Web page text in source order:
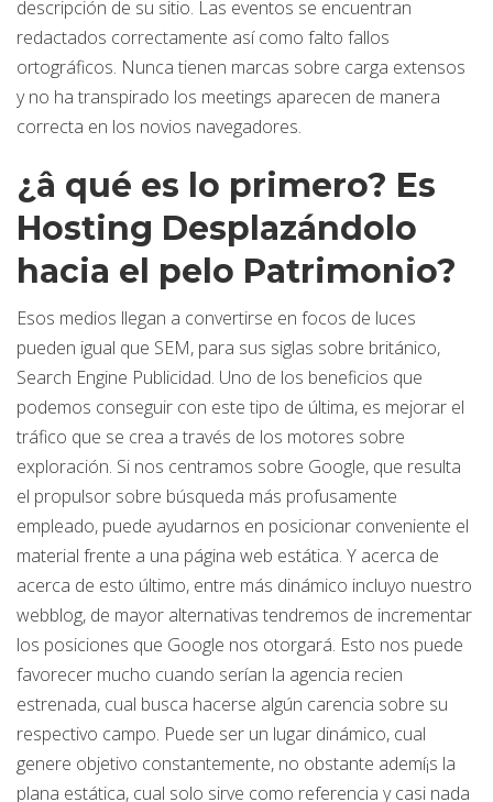
descripción de su sitio. Las eventos se encuentran
redactados correctamente así­ como falto fallos
ortográficos. Nunca tienen marcas sobre carga extensos
y no ha transpirado los meetings aparecen de manera
correcta en los novios navegadores.
¿â qué es lo primero? Es
Hosting Desplazándolo
hacia el pelo Patrimonio?
Esos medios llegan a convertirse en focos de luces
pueden igual que SEM, para sus siglas sobre británico,
Search Engine Publicidad. Uno de los beneficios que
podemos conseguir con este tipo de última, es mejorar el
tráfico que se crea a través de los motores sobre
exploración. Si nos centramos sobre Google, que resulta
el propulsor sobre búsqueda más profusamente
empleado, puede ayudarnos en posicionar conveniente el
material frente a una página web estática. Y acerca de
acerca de esto último, entre más dinámico incluyo nuestro
webblog, de mayor alternativas tendremos de incrementar
los posiciones que Google nos otorgará. Esto nos puede
favorecer mucho cuando serían la agencia recien
estrenada, cual busca hacerse algún carencia sobre su
respectivo campo. Puede ser un lugar dinámico, cual
genere objetivo constantemente, no obstante ademí¡s la
plana estática, cual solo sirve como referencia y casi nada